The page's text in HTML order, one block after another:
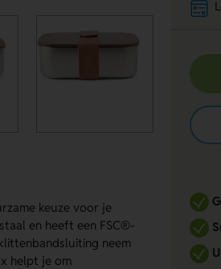
keuze voor je
en heeft een FSC®-
neem
helpt je om